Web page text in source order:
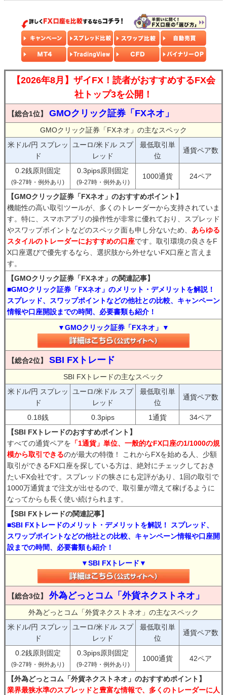
【2026年8月】ザイFX！読者がおすすめするFX会
社トップ3を公開！
【総合1位】 GMOクリック証券「FXネオ」
GMOクリック証券「FXネオ」の主なスペック
米ドル/円 スプレッ
ド
ユーロ/米ドル スプ
レッド
最低取引単
位
通貨ペア数
0.2銭原則固定
(9-27時・例外あり)
0.3pips原則固定
(9-27時・例外あり)
1000通貨 24ペア
【GMOクリック証券「FXネオ」のおすすめポイント】
機能性の高い取引ツールが、多くのトレーダーから支持されていま
す。特に、スマホアプリの操作性が非常に優れており、スプレッド
やスワップポイントなどのスペック面も申し分ないため、 あらゆる
スタイルのトレーダーにおすすめの口座です。取引環境の良さをF
X口座選びで優先するなら、選択肢から外せないFX口座と言えま
す。
【GMOクリック証券「FXネオ」の関連記事】
■GMOクリック証券「FXネオ」のメリット・デメリットを解説！
スプレッド、スワップポイントなどの他社との比較、キャンペーン
情報や口座開設までの時間、必要書類も紹介！
▼GMOクリック証券「FXネオ」▼
【総合2位】 SBI FXトレード
SBI FXトレードの主なスペック
米ドル/円 スプレッ
ド
ユーロ/米ドル スプ
レッド
最低取引単
位
通貨ペア数
0.18銭 0.3pips 1通貨
34ペア
【SBI FXトレードのおすすめポイント】
すべての通貨ペアを 「1通貨」単位、一般的なFX口座の1/1000の規
模から取引できるのが最大の特徴！ これからFXを始める人、少額
取引ができるFX口座を探している方は、絶対にチェックしておき
たいFX会社です。スプレッドの狭さにも定評があり、1回の取引で
1000万通貨まで注文が出せるので、取引量が増えて稼げるように
なってからも長く使い続けられます。
【SBI FXトレードの関連記事】
■SBI FXトレードのメリット・デメリットを解説！ スプレッド、
スワップポイントなどの他社との比較、キャンペーン情報や口座開
設までの時間、必要書類も紹介！
▼SBI FXトレード▼
【総合3位】 外為どっとコム「外貨ネクストネオ」
外為どっとコム「外貨ネクストネオ」の主なスペック
米ドル/円 スプレッ
ド
ユーロ/米ドル スプ
レッド
最低取引単
位
通貨ペア数
0.2銭原則固定
(9-27時・例外あり)
0.3pips原則固定
(9-27時・例外あり)
1000通貨 42ペア
【外為どっとコム「外貨ネクストネオ」のおすすめポイント】
業界最狭水準のスプレッドと豊富な情報で、多くのトレーダーに人